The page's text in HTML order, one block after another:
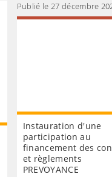
Publié le 27 décembre
Instauration d'une
participation au
financement des
et règlements
PREVOYANCE